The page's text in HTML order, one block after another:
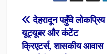
Post
navigation
देहरादून पहुँचे लोकप्रिय
यूट्यूबर और कंटेंट
क्रिएटर्स, शासकीय आवास